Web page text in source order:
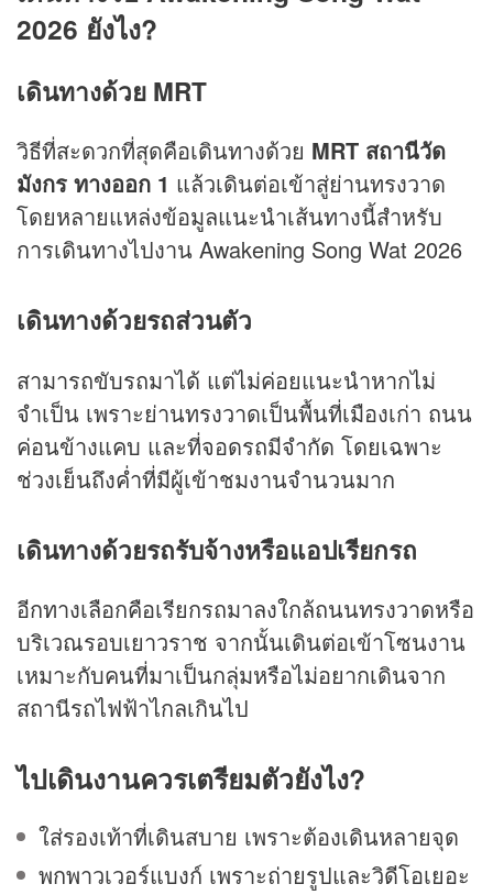
2026 ยังไง?
เดินทางด้วย MRT
วิธีที่สะดวกที่สุดคือเดินทางด้วย MRT สถานีวัด
มังกร ทางออก 1 แล้วเดินต่อเข้าสู่ย่านทรงวาด
โดยหลายแหล่งข้อมูลแนะนำเส้นทางนี้สำหรับ
การเดินทางไปงาน Awakening Song Wat 2026
เดินทางด้วยรถส่วนตัว
สามารถขับรถมาได้ แต่ไม่ค่อยแนะนำหากไม่
จำเป็น เพราะย่านทรงวาดเป็นพื้นที่เมืองเก่า ถนน
ค่อนข้างแคบ และที่จอดรถมีจำกัด โดยเฉพาะ
ช่วงเย็นถึงค่ำที่มีผู้เข้าชมงานจำนวนมาก
เดินทางด้วยรถรับจ้างหรือแอปเรียกรถ
อีกทางเลือกคือเรียกรถมาลงใกล้ถนนทรงวาดหรือ
บริเวณรอบเยาวราช จากนั้นเดินต่อเข้าโซนงาน
เหมาะกับคนที่มาเป็นกลุ่มหรือไม่อยากเดินจาก
สถานีรถไฟฟ้าไกลเกินไป
ไปเดินงานควรเตรียมตัวยังไง?
ใส่รองเท้าที่เดินสบาย เพราะต้องเดินหลายจุด
พกพาวเวอร์แบงก์ เพราะถ่ายรูปและวิดีโอเยอะ